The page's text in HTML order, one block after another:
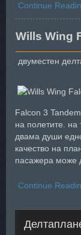
Continue
Wills Wing
двуместен
Falcon 3
на полетите. на
двама души
качество на
пасажера може
Continue